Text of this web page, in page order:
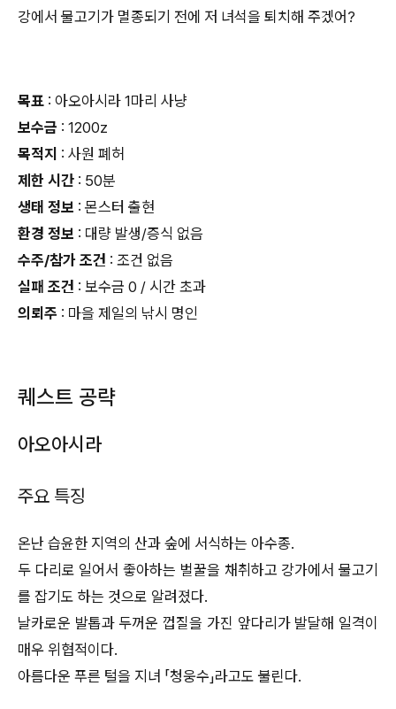
강에서 물고기가 멸종되기 전에 저 녀석을 퇴치해 주겠어?
목표 : 아오아시라 1마리 사냥
보수금 : 1200z
목적지 : 사원 폐허
제한 시간 : 50분
생태 정보 : 몬스터 출현
환경 정보 : 대량 발생/증식 없음
수주/참가 조건 : 조건 없음
실패 조건 : 보수금 0 / 시간 초과
의뢰주 : 마을 제일의 낚시 명인
퀘스트 공략
아오아시라
주요 특징
온난 습윤한 지역의 산과 숲에 서식하는 아수종.
두 다리로 일어서 좋아하는 벌꿀을 채취하고 강가에서 물고기
를 잡기도 하는 것으로 알려졌다.
날카로운 발톱과 두꺼운 껍질을 가진 앞다리가 발달해 일격이
매우 위협적이다.
아름다운 푸른 털을 지녀 「청웅수」라고도 불린다.